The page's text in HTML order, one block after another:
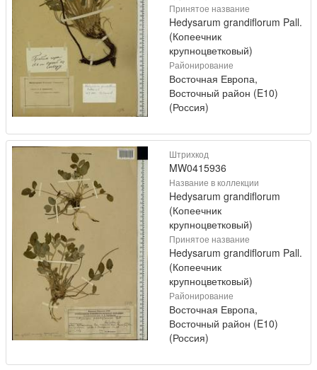
Принятое название
Hedysarum grandiflorum Pall.
(Копеечник
крупноцветковый)
Районирование
Восточная Европа,
Восточный район (E10)
(Россия)
Штрихкод
MW0415936
Название в коллекции
Hedysarum grandiflorum
(Копеечник
крупноцветковый)
Принятое название
Hedysarum grandiflorum Pall.
(Копеечник
крупноцветковый)
Районирование
Восточная Европа,
Восточный район (E10)
(Россия)